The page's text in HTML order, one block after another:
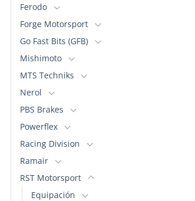
Ferodo
Forge Motorsport
Go Fast Bits (GFB)
Mishimoto
MTS Techniks
Nerol
PBS Brakes
Powerflex
Racing Division
Ramair
RST Motorsport
Equipación